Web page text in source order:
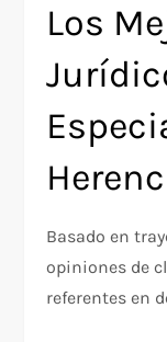
Los
Basado en
opiniones de
referentes en